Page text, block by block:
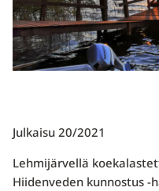
Julkaisu 20/2021
Lehmijärvellä
Hiidenveden kunnostus